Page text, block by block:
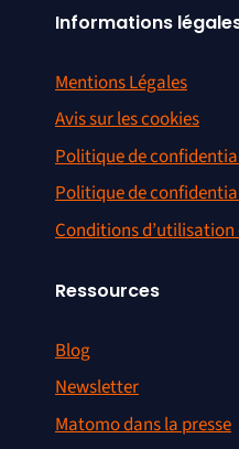
Informations
Mentions Légales
Avis sur les cookies
Politique de
Politique de
Conditions d’utilisation
Ressources
Blog
Newsletter
Matomo dans la presse